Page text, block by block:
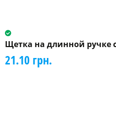
Щетка на длинной ручке
21.10 грн.